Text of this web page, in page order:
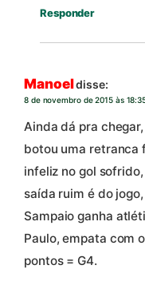
Responder
Manoeldisse:
8 de novembro de 2015 às
Ainda dá pra
botou uma retranca
infeliz no gol
saída ruim é do
Sampaio ganha
Paulo, empata com
pontos = G4.